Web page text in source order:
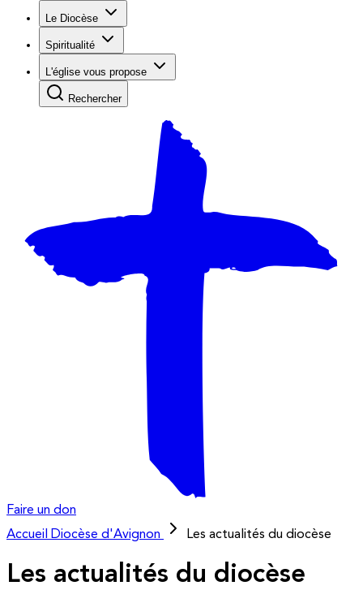
Le Diocèse
Spiritualité
L'église vous propose
Rechercher
Faire un don
Accueil
Diocèse d'Avignon Les actualités du diocèse
Les actualités du diocèse